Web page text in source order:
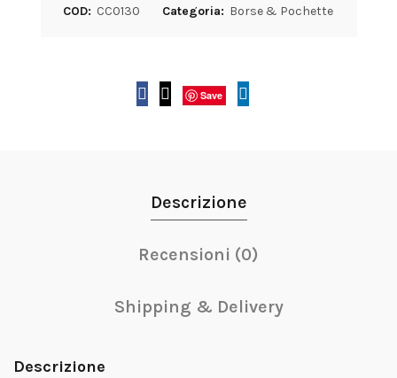
COD: CC0130 Categoria: Borse & Pochette
Save
Descrizione
Recensioni (0)
Shipping & Delivery
Descrizione